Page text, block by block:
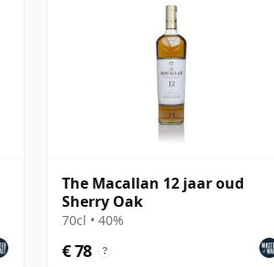
The Macallan 12 jaar oud
Sherry Oak
70cl • 40%
€ 78 ?